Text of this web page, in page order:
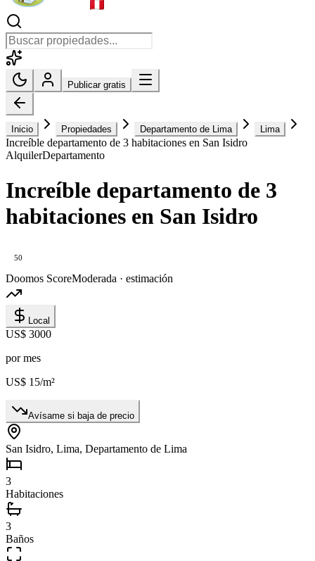
Publicar gratis
Inicio Propiedades Departamento de Lima Lima
Increíble departamento de 3 habitaciones en San Isidro
AlquilerDepartamento
Increíble departamento de 3
habitaciones en San Isidro
50
Doomos ScoreModerada · estimación
Local
US$ 3000
por mes
US$ 15/m²
Avísame si baja de precio
San Isidro, Lima, Departamento de Lima
3
Habitaciones
3
Baños